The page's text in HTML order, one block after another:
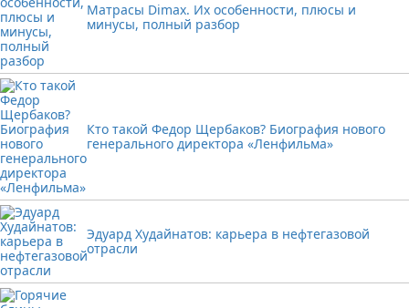
Матрасы Dimax. Их особенности, плюсы и
минусы, полный разбор
Кто такой Федор Щербаков? Биография нового
генерального директора «Ленфильма»
Эдуард Худайнатов: карьера в нефтегазовой
отрасли